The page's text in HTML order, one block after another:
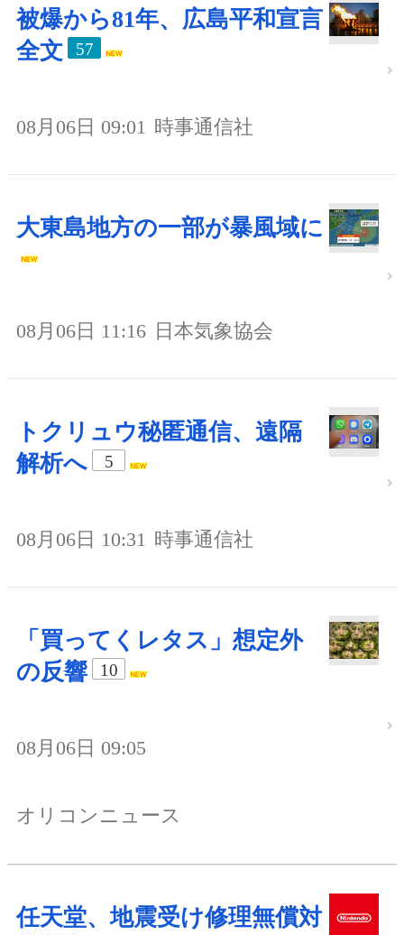
被爆から81年、広島平和宣言
全文
57
08月06日 09:01 時事通信社
大東島地方の一部が暴風域に
08月06日 11:16 日本気象協会
トクリュウ秘匿通信、遠隔
解析へ
5
08月06日 10:31 時事通信社
「買ってくレタス」想定外
の反響
10
08月06日 09:05
オリコンニュース
任天堂、地震受け修理無償対